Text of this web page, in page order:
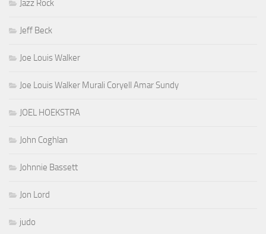
Jazz Rock
Jeff Beck
Joe Louis Walker
Joe Louis Walker Murali Coryell Amar Sundy
JOEL HOEKSTRA
John Coghlan
Johnnie Bassett
Jon Lord
judo